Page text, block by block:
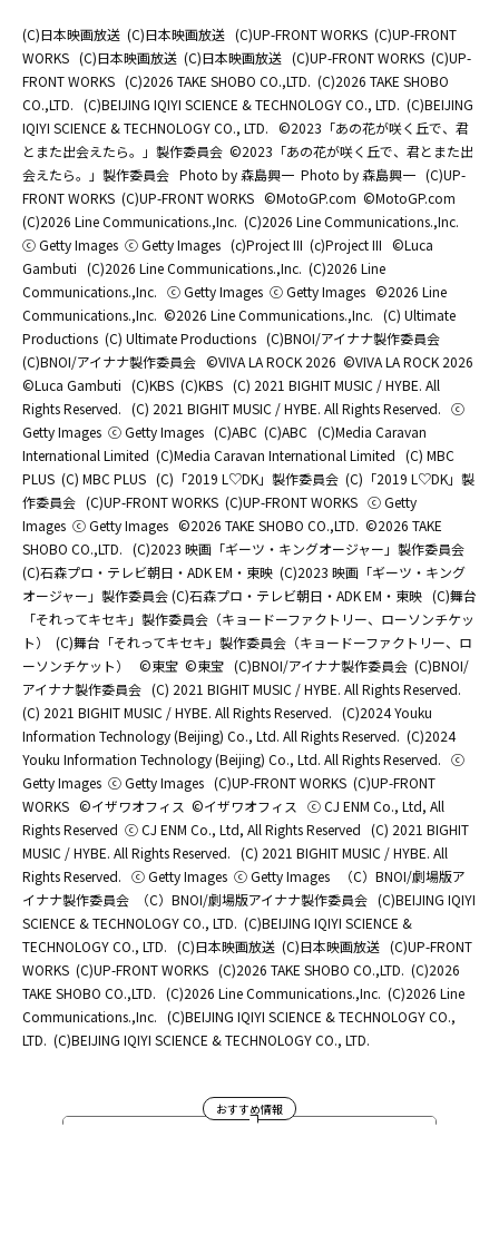
(C)日本映画放送 (C)日本映画放送 (C)UP-FRONT WORKS (C)UP-FRONT
WORKS (C)日本映画放送 (C)日本映画放送 (C)UP-FRONT WORKS (C)UP-
FRONT WORKS (C)2026 TAKE SHOBO CO.,LTD. (C)2026 TAKE SHOBO
CO.,LTD. (C)BEIJING IQIYI SCIENCE & TECHNOLOGY CO., LTD. (C)BEIJING
IQIYI SCIENCE & TECHNOLOGY CO., LTD. ©2023「あの花が咲く丘で、君
とまた出会えたら。」製作委員会 ©2023「あの花が咲く丘で、君とまた出
会えたら。」製作委員会 Photo by 森島興一 Photo by 森島興一 (C)UP-
FRONT WORKS (C)UP-FRONT WORKS ©MotoGP.com ©MotoGP.com
(C)2026 Line Communications.,Inc. (C)2026 Line Communications.,Inc.
ⓒ Getty Images ⓒ Getty Images (c)Project III (c)Project III ©Luca
Gambuti (C)2026 Line Communications.,Inc. (C)2026 Line
Communications.,Inc. ⓒ Getty Images ⓒ Getty Images ©2026 Line
Communications.,Inc. ©2026 Line Communications.,Inc. (C) Ultimate
Productions (C) Ultimate Productions (C)BNOI/アイナナ製作委員会
(C)BNOI/アイナナ製作委員会 ©️VIVA LA ROCK 2026 ©️VIVA LA ROCK 2026
©Luca Gambuti (C)KBS (C)KBS (C) 2021 BIGHIT MUSIC / HYBE. All
Rights Reserved. (C) 2021 BIGHIT MUSIC / HYBE. All Rights Reserved. ⓒ
Getty Images ⓒ Getty Images (C)ABC (C)ABC (C)Media Caravan
International Limited (C)Media Caravan International Limited (C) MBC
PLUS (C) MBC PLUS (C)「2019 L♡DK」製作委員会 (C)「2019 L♡DK」製
作委員会 (C)UP-FRONT WORKS (C)UP-FRONT WORKS ⓒ Getty
Images ⓒ Getty Images ©2026 TAKE SHOBO CO.,LTD. ©2026 TAKE
SHOBO CO.,LTD. (C)2023 映画「ギーツ・キングオージャー」製作委員会
(C)石森プロ・テレビ朝日・ADK EM・東映 (C)2023 映画「ギーツ・キング
オージャー」製作委員会 (C)石森プロ・テレビ朝日・ADK EM・東映 (C)舞台
「それってキセキ」製作委員会（キョードーファクトリー、ローソンチケッ
ト）
(C)舞台「それってキセキ」製作委員会（キョードーファクトリー、ロ
ーソンチケット）
©東宝 ©東宝 (C)BNOI/アイナナ製作委員会 (C)BNOI/
アイナナ製作委員会 (C) 2021 BIGHIT MUSIC / HYBE. All Rights Reserved.
(C) 2021 BIGHIT MUSIC / HYBE. All Rights Reserved. (C)2024 Youku
Information Technology (Beijing) Co., Ltd. All Rights Reserved. (C)2024
Youku Information Technology (Beijing) Co., Ltd. All Rights Reserved. ⓒ
Getty Images ⓒ Getty Images (C)UP-FRONT WORKS (C)UP-FRONT
WORKS ©イザワオフィス ©イザワオフィス
ⓒ CJ ENM Co., Ltd, All
Rights Reserved ⓒ CJ ENM Co., Ltd, All Rights Reserved (C) 2021 BIGHIT
MUSIC / HYBE. All Rights Reserved. (C) 2021 BIGHIT MUSIC / HYBE. All
Rights Reserved. ⓒ Getty Images ⓒ Getty Images
（C）BNOI/劇場版ア
イナナ製作委員会
（C）BNOI/劇場版アイナナ製作委員会 (C)BEIJING IQIYI
SCIENCE & TECHNOLOGY CO., LTD. (C)BEIJING IQIYI SCIENCE &
TECHNOLOGY CO., LTD. (C)日本映画放送 (C)日本映画放送 (C)UP-FRONT
WORKS (C)UP-FRONT WORKS (C)2026 TAKE SHOBO CO.,LTD. (C)2026
TAKE SHOBO CO.,LTD. (C)2026 Line Communications.,Inc. (C)2026 Line
Communications.,Inc. (C)BEIJING IQIYI SCIENCE & TECHNOLOGY CO.,
LTD. (C)BEIJING IQIYI SCIENCE & TECHNOLOGY CO., LTD.
おすすめ情報